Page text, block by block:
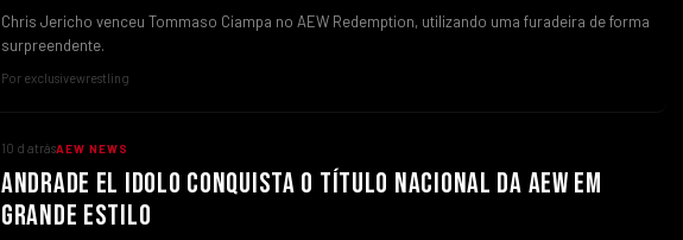
Chris Jericho venceu Tommaso Ciampa no AEW Redemption, utilizando uma furadeira de forma
surpreendente.
Por exclusivewrestling
10 d atrásAEW NEWS
ANDRADE EL IDOLO CONQUISTA O TÍTULO NACIONAL DA AEW EM
GRANDE ESTILO